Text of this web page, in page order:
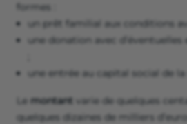
formes :
un prêt familial aux conditions
une donation avec
une entrée au capital social de la
Le montant varie de quelques
quelques dizaines de milliers